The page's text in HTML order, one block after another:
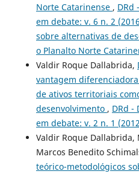
Norte Catarinense , DRd
em debate: v. 6 n. 2
sobre alternativas de
o Planalto Norte
Valdir Roque Dallabrida,
vantagem
de ativos territoriais
desenvolvimento , DRd -
em debate: v. 2 n. 1
Valdir Roque Dallabrida,
Marcos Benedito
teórico-metodológicos